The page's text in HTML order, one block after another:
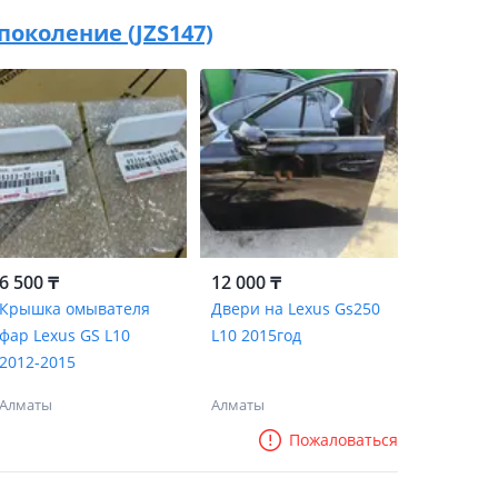
(JZS147)
6 500 ₸
Крышка омывателя
фар Lexus GS L10
2012-2015
Алматы
12 000 ₸
Двери на Lexus Gs250
L10 2015год
Алматы
Пожаловаться